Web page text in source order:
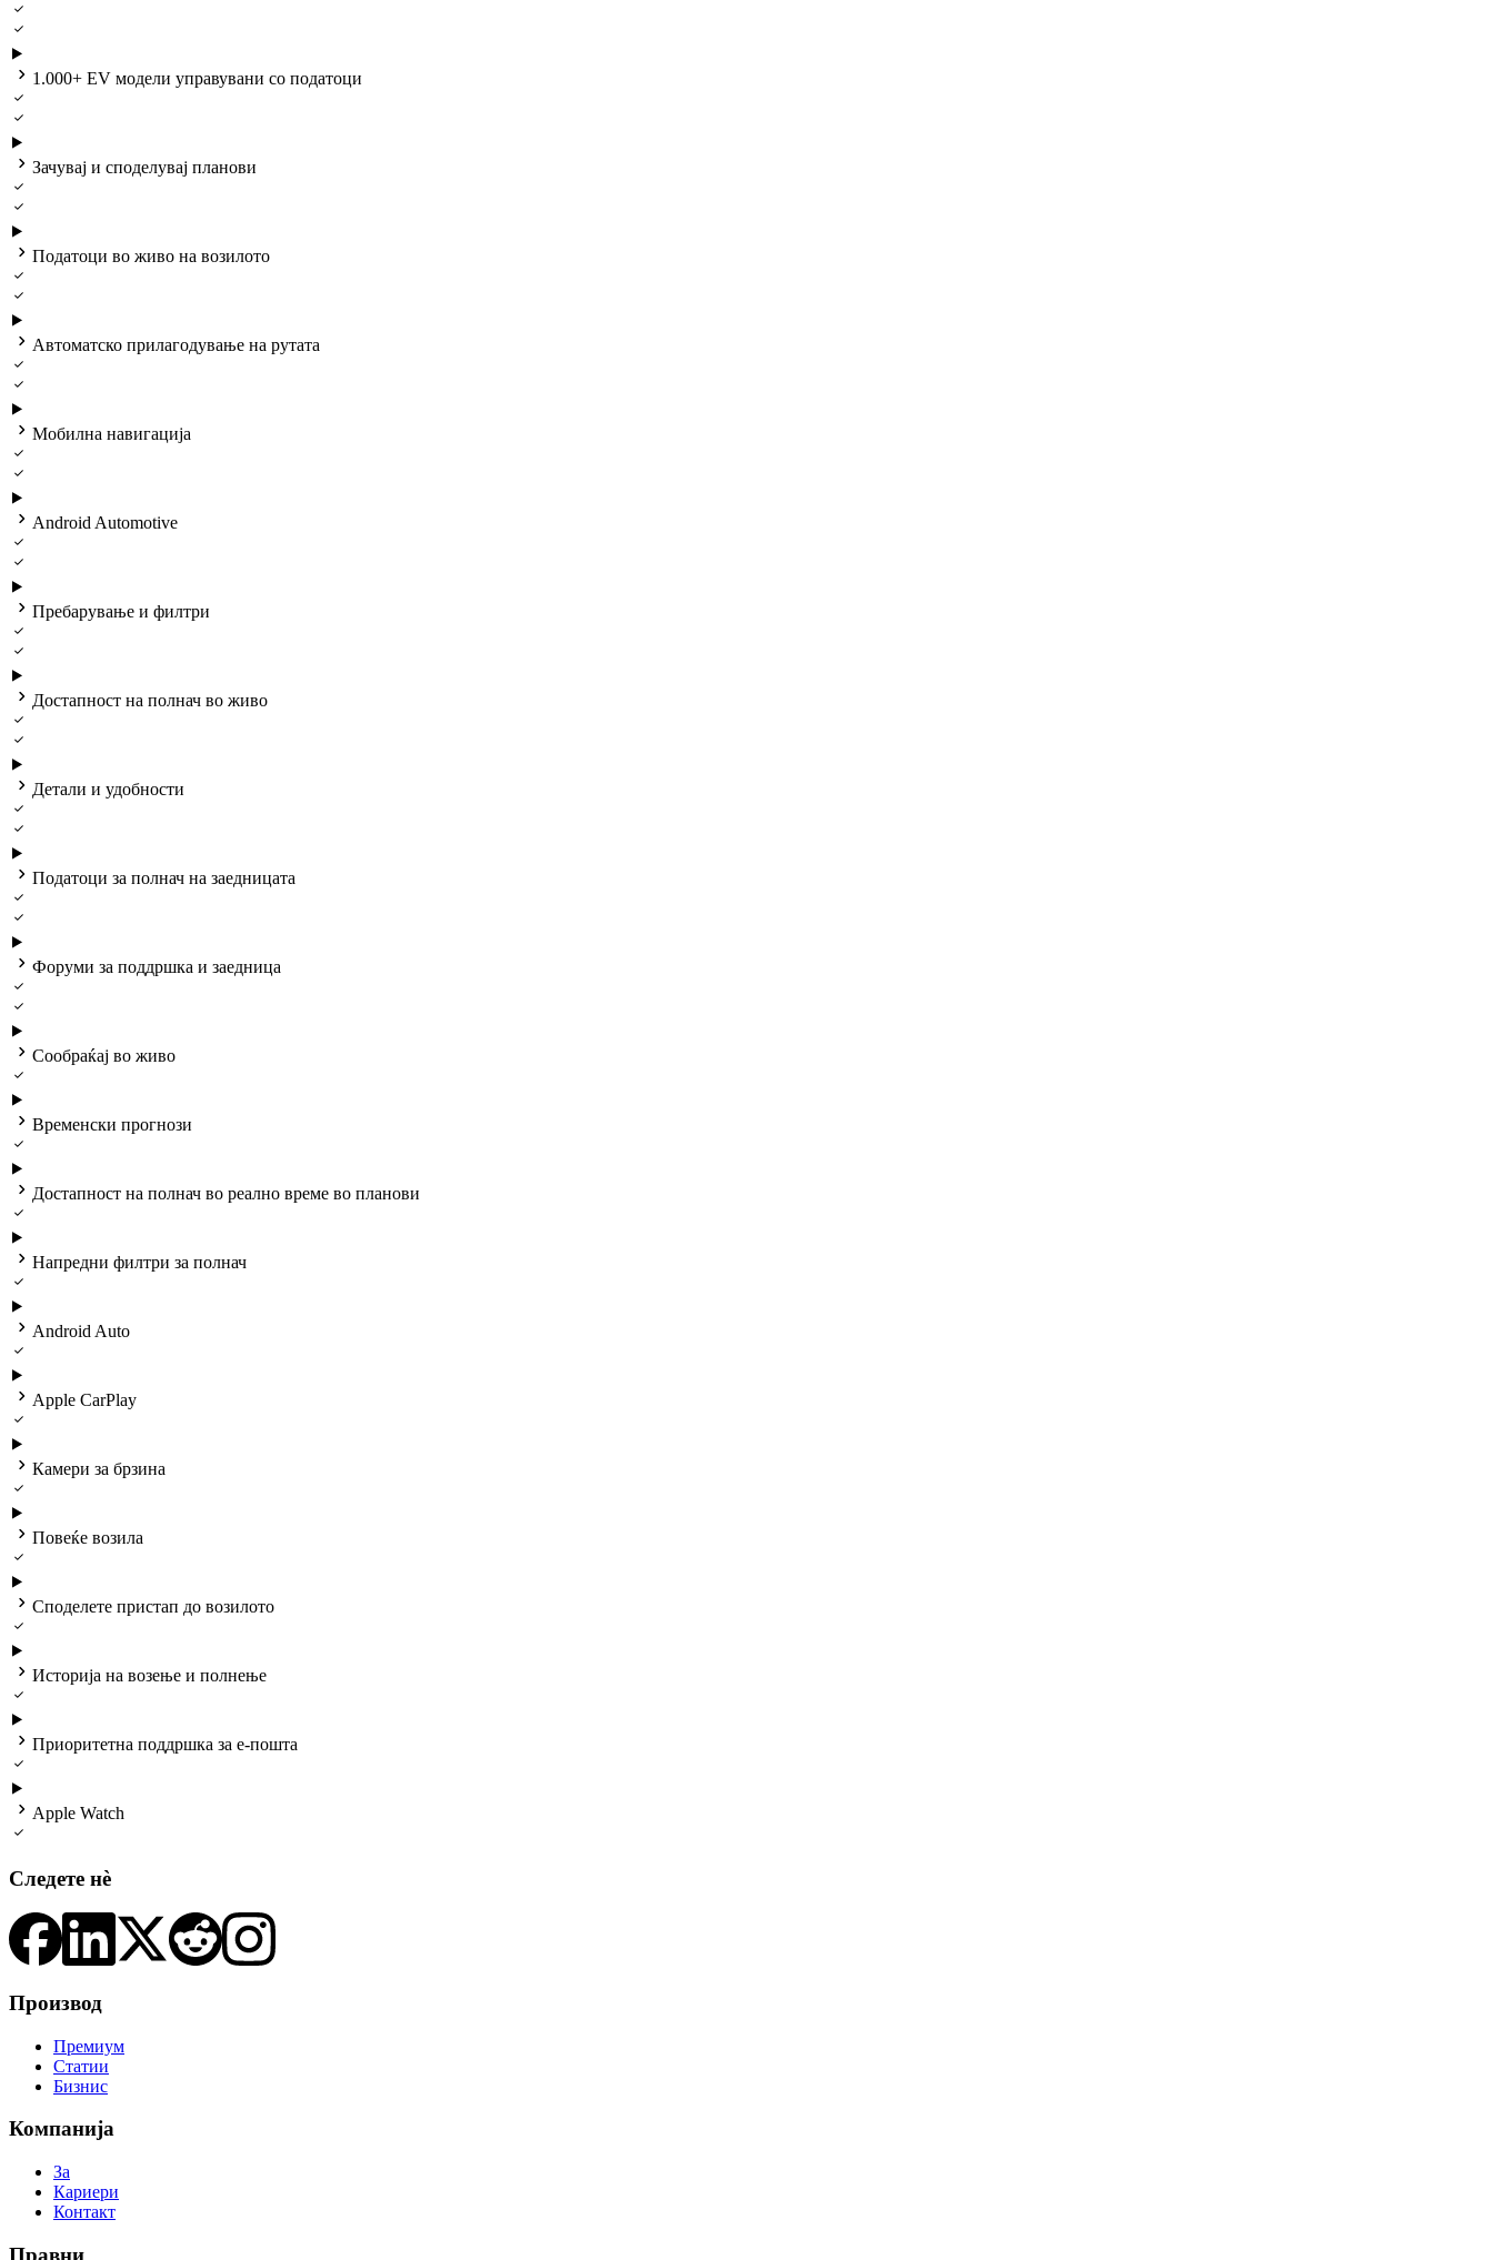


 1.000+ EV модели управувани со податоци


 Зачувај и споделувај планови


 Податоци во живо на возилото


 Автоматско прилагодување на рутата


 Мобилна навигација


 Android Automotive


 Пребарување и филтри


 Достапност на полнач во живо


 Детали и удобности


 Податоци за полнач на заедницата


 Форуми за поддршка и заедница


 Сообраќај во живо

 Временски прогнози

 Достапност на полнач во реално време во планови

 Напредни филтри за полнач

 Android Auto

 Apple CarPlay

 Камери за брзина

 Повеќе возила

 Споделете пристап до возилото

 Историја на возење и полнење

 Приоритетна поддршка за е-пошта

 Apple Watch

Следете нè
Производ
Премиум
Статии
Бизнис
Компанија
За
Кариери
Контакт
Правни